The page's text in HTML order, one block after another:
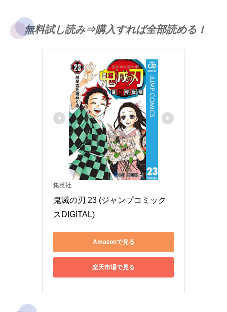
無料試し読み⇒購入すれば全部読める！
集英社
鬼滅の刃 23 (ジャンプコミック
スDIGITAL)
Amazonで見る
楽天市場で見る